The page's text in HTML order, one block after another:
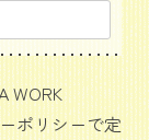
WORK
ポリシーで定